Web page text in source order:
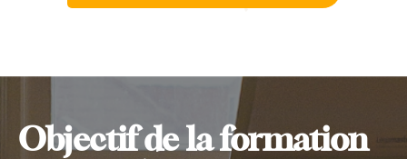
Objectif de la formation